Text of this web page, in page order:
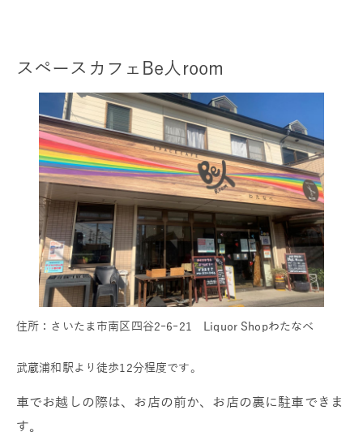
スペースカフェBe人room
住所：さいたま市南区四谷2ｰ6ｰ21 Liquor Shopわたなべ
武蔵浦和駅より徒歩12分程度です。
車でお越しの際は、お店の前か、お店の裏に駐車できま
す。